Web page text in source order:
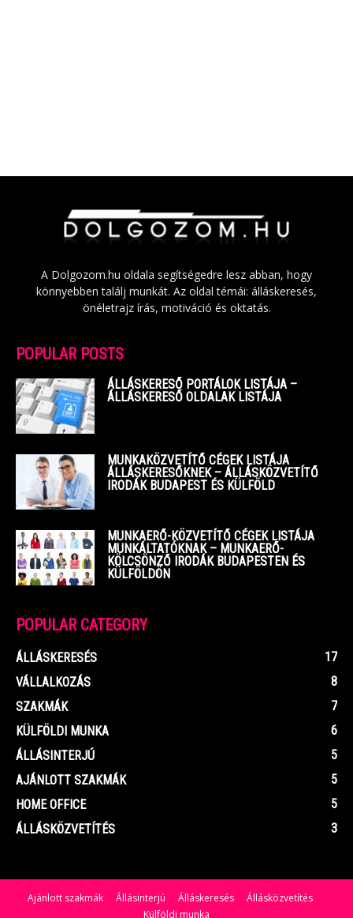
A Dolgozom.hu oldala segítségedre lesz abban, hogy
könnyebben találj munkát. Az oldal témái: álláskeresés,
önéletrajz írás, motiváció és oktatás.
POPULAR POSTS
ÁLLÁSKERESŐ PORTÁLOK LISTÁJA –
ÁLLÁSKERESŐ OLDALAK LISTÁJA
MUNKAKÖZVETÍTŐ CÉGEK LISTÁJA
ÁLLÁSKERESŐKNEK – ÁLLÁSKÖZVETÍTŐ
IRODÁK BUDAPEST ÉS KÜLFÖLD
MUNKAERŐ-KÖZVETÍTŐ CÉGEK LISTÁJA
MUNKÁLTATÓKNAK – MUNKAERŐ-
KÖLCSÖNZŐ IRODÁK BUDAPESTEN ÉS
KÜLFÖLDÖN
POPULAR CATEGORY
ÁLLÁSKERESÉS
17
VÁLLALKOZÁS
8
SZAKMÁK
7
KÜLFÖLDI MUNKA
6
ÁLLÁSINTERJÚ
5
AJÁNLOTT SZAKMÁK
5
HOME OFFICE
5
ÁLLÁSKÖZVETÍTÉS
3
Ajánlott szakmák Állásinterjú Álláskeresés
Állásközvetítés
Külföldi munka